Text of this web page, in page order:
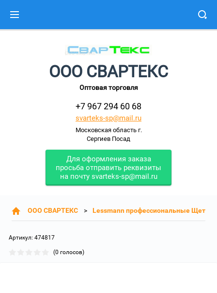
ООО СВАРТЕКС
Оптовая торговля
+7 967 294 60 68
svarteks-sp@mail.ru
Московская область г.
Сергиев Посад
Для оформления заказа
просьба отправить реквизиты
на почту svarteks-sp@mail.ru
ООО СВАРТЕКС Lessmann профессиональные
Артикул: 474817
(0 голосов)